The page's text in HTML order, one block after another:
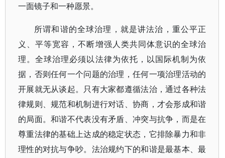
一面镜子和一种愿景。
所谓和谐的全球治理，就是讲法治，重公平正
义、平等宽容，不断增强人类共同体意识的全球治
理。全球治理必须以法律为依托，以国际机制为依
据，否则任何一个问题的治理，任何一项治理活动的
开展就无从谈起。只有大家都遵循法治，通过各种法
律规则、规范和机制进行对话、协商，才会形成和谐
的局面。和谐不代表没有矛盾、冲突与抗争，而是在
尊重法律的基础上达成的稳定状态，它排除暴力和非
理性的对抗与争吵。法治规约下的和谐是最基本、最